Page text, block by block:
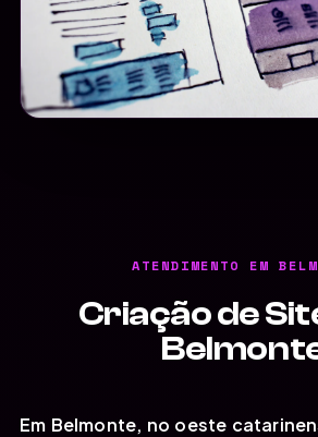
ATENDIMENTO EM
Criação de
Em Belmonte, no oeste